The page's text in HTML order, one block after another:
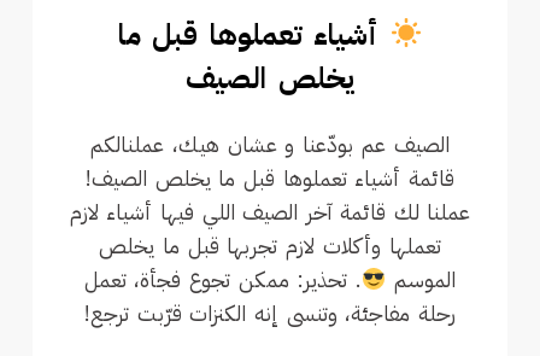
أشياء تعملوها قبل ما
يخلص الصيف
الصيف عم بودّعنا و عشان هيك، عملنالكم
قائمة أشياء تعملوها قبل ما يخلص الصيف!
عملنا لك قائمة آخر الصيف اللي فيها أشياء لازم
تعملها وأكلات لازم تجربها قبل ما يخلص
الموسم
. تحذير: ممكن تجوع فجأة، تعمل
رحلة مفاجئة، وتنسى إنه الكنزات قرّبت ترجع!